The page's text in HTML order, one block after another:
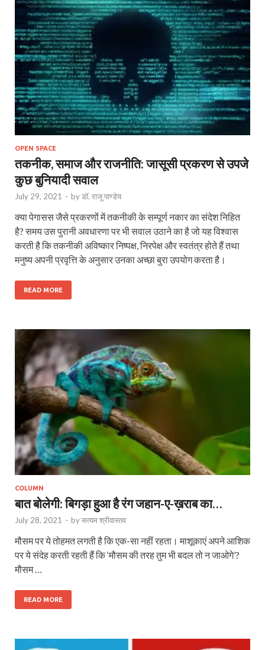
OPEN SPACE
तकनीक, समाज और राजनीति: जासूसी प्रकरण से उपजे
कुछ बुनियादी सवाल
July 29, 2021 - byडॉ. राजू पाण्डेय
क्या पेगासस जैसे प्रकरणों में तकनीकी के सम्पूर्ण नकार का संदेश निहित
है? समय उस पुरानी अवधारणा पर भी सवाल उठाने का है जो यह विश्वास
करती है कि तकनीकी अविष्कार निष्पक्ष, निरपेक्ष और स्वतंत्र होते हैं तथा
मनुष्य अपनी प्रवृत्ति के अनुसार उनका अच्छा बुरा उपयोग करता है।
READ MORE
COLUMN
बात बोलेगी: बिगड़ा हुआ है रंग जहान-ए-ख़राब का…
July 28, 2021 - byसत्यम श्रीवास्तव
मौसम पर ये तोहमत लगती है कि एक-सा नहीं रहता। माशूकाएं अपने आशिक
पर ये संदेह करती रहती हैं कि ‘मौसम की तरह तुम भी बदल तो न जाओगे’?
मौसम …
READ MORE